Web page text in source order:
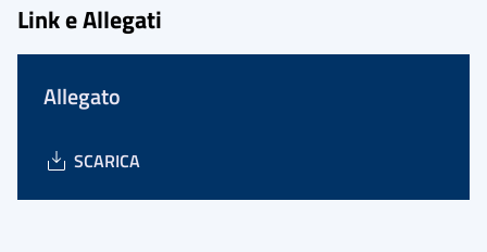
Link e Allegati
Allegato
SCARICA